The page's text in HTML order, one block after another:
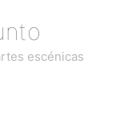
escénicas